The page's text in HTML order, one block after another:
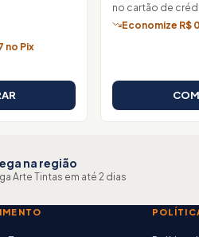
no Pix
no cartão de
Economize R$
na região
Arte Tintas em até 2 dias